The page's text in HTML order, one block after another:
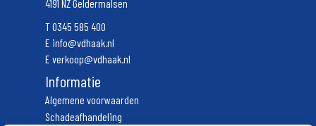
4191 NZ Geldermalsen
T0345 585 400
E info@vdhaak.nl
E verkoop@vdhaak.nl
Informatie
Algemene voorwaarden
Schadeafhandeling